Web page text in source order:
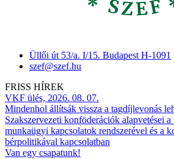
Üllői út 53/a. I/15. Budapest H-1091
szef@szef.hu
FRISS HÍREK
VKF ülés, 2026. 08. 07.
Mindenhol állítsák vissza a tagdíjlevonás
Szakszervezeti konföderációk alapvetései
munkaügyi kapcsolatok rendszerével és a
bérpolitikával kapcsolatban
Van egy csapatunk!